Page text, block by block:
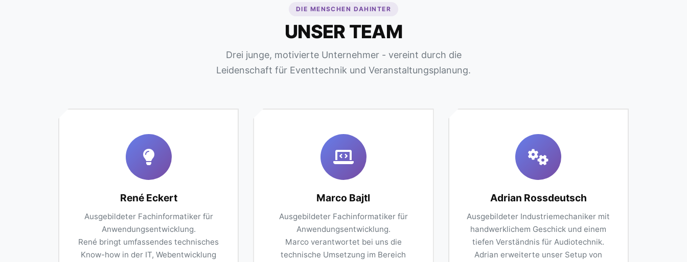
DIE MENSCHEN DAHINTER
UNSER TEAM
Drei junge, motivierte Unternehmer - vereint durch die
Leidenschaft für Eventtechnik und Veranstaltungsplanung.
René Eckert
Ausgebildeter Fachinformatiker für
Anwendungsentwicklung.
René bringt umfassendes technisches
Know-how in der IT, Webentwicklung
Marco Bajtl
Ausgebildeter Fachinformatiker für
Anwendungsentwicklung.
Marco verantwortet bei uns die
technische Umsetzung im Bereich
Adrian Rossdeutsch
Ausgebildeter Industriemechaniker mit
handwerklichem Geschick und einem
tiefen Verständnis für Audiotechnik.
Adrian erweiterte unser Setup von